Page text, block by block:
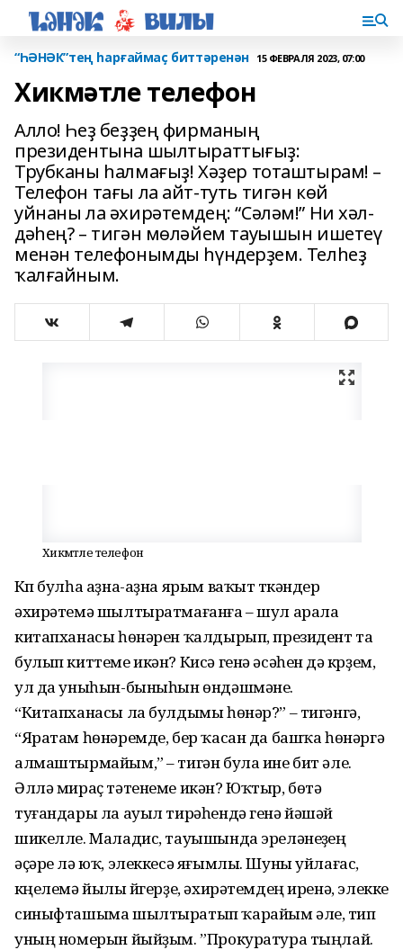
“ҺӘНӘК”тең һарғаймаҫ биттәренән 15 ФЕВРАЛЯ 2023, 07:00
Хикмәтле телефон
Алло! Һеҙ беҙҙең фир­ма­ның
президентына шыл­ты­раттығыҙ:
Трубканы һалма­ғыҙ! Хәҙер тоташтырам! –
Телефон тағы ла айт-туть тигән көй
уйнаны ла әхирәтемдең: “Сәләм!” Ни хәл­
дәһең? – тигән мөләйем тауышын ишетеү
менән телефонымды һүндерҙем. Телһеҙ
ҡалғай­ным.
Хикмәтле телефон
Күп булһа аҙна-аҙна ярым ваҡыт үткәндер
әхирәтемә шыл­тыратмағанға – шул арала
китапханасы һөнәрен ҡалдырып, президент та
булып киттеме икән? Кисә генә әсәһен дә күр­ҙем,
ул да уныһын-быныһын өндәшмәне.
“Китапханасы ла булдымы һөнәр?” – тигәнгә,
“Яратам һөнәремде, бер ҡасан да башҡа һөнәргә
алмаштырмайым,” – тигән була ине бит әле.
Әллә мираҫ тәтенеме икән? Юҡтыр, бөтә
туғандары ла ауыл тирәһендә генә йәшәй
шикелле. Маладис, тауышында эрелә­неүҙең
әҫәре лә юҡ, элеккесә яғымлы. Шуны уйлағас,
күңеле­мә йылы йүгерҙе, әхирәтемдең иренә, элекке
синыфташыма шылтыратып ҡарайым әле, тип
уның номерын йыйҙым. ”Прокуратура тыңлай.